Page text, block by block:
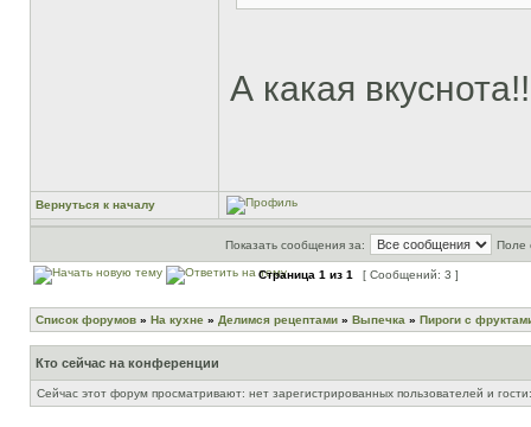
А какая
Вернуться к началу
Показать сообщения за: Поле
Страница 1 из 1 [ Сообщений: 3 ]
Список форумов » На кухне » Делимся рецептами » Выпечка » Пироги с
Кто сейчас на конференции
Сейчас этот форум просматривают: нет зарегистрированных пользователей и